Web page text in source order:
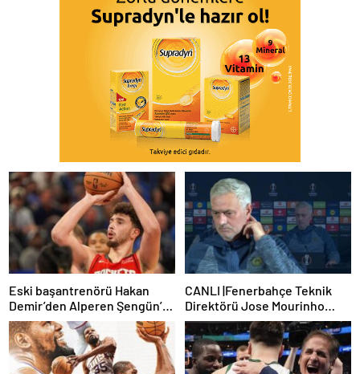
Eski başantrenörü Hakan
Demir’den Alperen Şengün’e
övgü
CANLI |Fenerbahçe Teknik
Direktörü Jose Mourinho
basın toplantısı düzenliyor:
Sakatlık ve Mauro Icardi
cevabı!